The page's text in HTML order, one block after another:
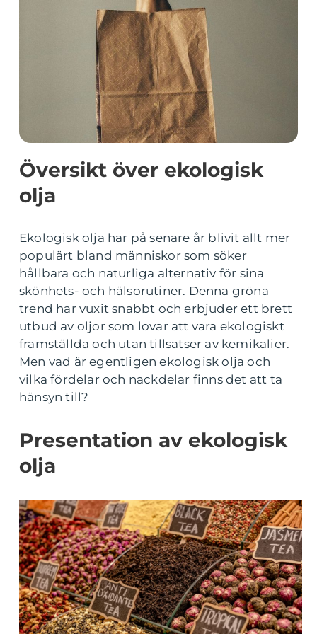
Översikt över ekologisk
olja
Ekologisk olja har på senare år blivit allt mer
populärt bland människor som söker
hållbara och naturliga alternativ för sina
skönhets- och hälsorutiner. Denna gröna
trend har vuxit snabbt och erbjuder ett brett
utbud av oljor som lovar att vara ekologiskt
framställda och utan tillsatser av kemikalier.
Men vad är egentligen ekologisk olja och
vilka fördelar och nackdelar finns det att ta
hänsyn till?
Presentation av ekologisk
olja